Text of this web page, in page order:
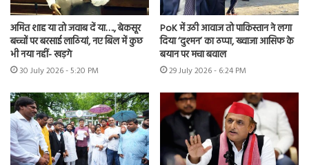
अमित शाह या तो जवाब दें या…., बेकसूर
बच्चों पर बरसाई लाठियां, नए बिल में कुछ
भी नया नहीं- खड़गे
30 July 2026 - 5:20 PM
PoK में उठी आवाज तो पाकिस्तान ने लगा
दिया ‘दुश्मन’ का ठप्पा, ख्वाजा आसिफ के
बयान पर मचा बवाल
29 July 2026 - 6:24 PM